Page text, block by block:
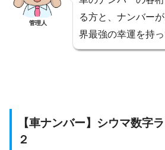
管理人
る方と、ナンバー
界最強の幸運を持
【車ナンバー】シウマ数字
２